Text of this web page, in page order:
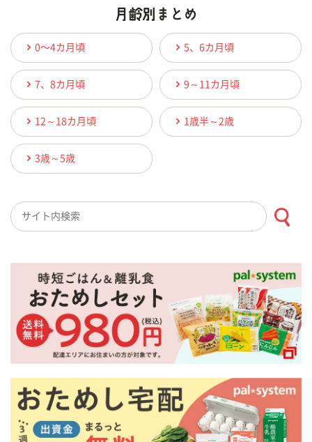
0〜4カ月頃 5、6カ月頃
7、8カ月頃 9～11カ月頃
12～18カ月頃 1歳半～2歳
3歳～5歳
検索キーワード入力